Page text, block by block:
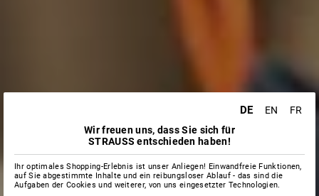
DE EN
FR
Wir freuen uns, dass Sie sich für
STRAUSS entschieden haben!
Ihr optimales Shopping-Erlebnis ist unser Anliegen! Einwandfreie Funktionen,
auf Sie abgestimmte Inhalte und ein reibungsloser Ablauf - das sind die
Aufgaben der Cookies und weiterer, von uns eingesetzter Technologien.